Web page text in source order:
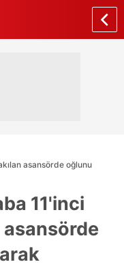
asansörde oğlunu
11'inci
asansörde